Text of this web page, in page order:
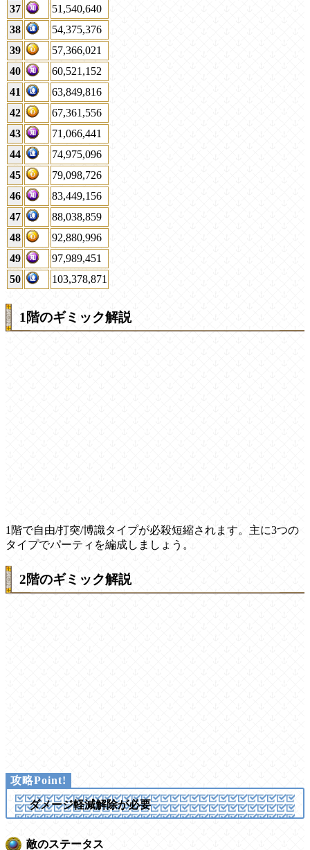
37
51,540,640
38
54,375,376
39
57,366,021
40
60,521,152
41
63,849,816
42
67,361,556
43
71,066,441
44
74,975,096
45
79,098,726
46
83,449,156
47
88,038,859
48
92,880,996
49
97,989,451
50
103,378,871
1階のギミック解説
1階で自由/打突/博識タイプが必殺短縮されます。主に3つの
タイプでパーティを編成しましょう。
2階のギミック解説
ダメージ軽減解除が必要
敵のステータス